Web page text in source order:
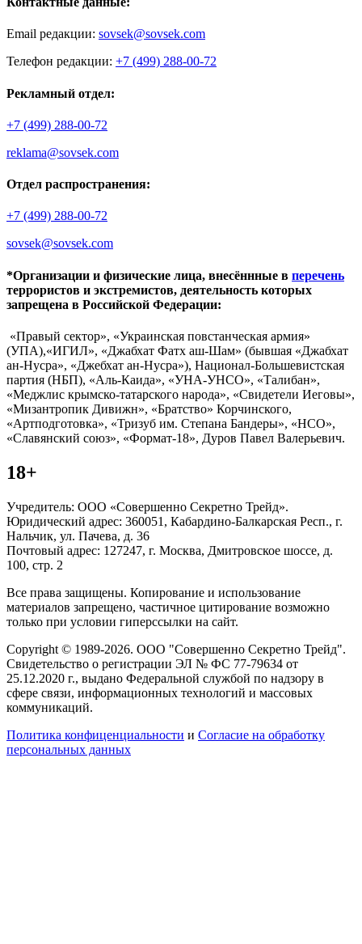
Email редакции: sovsek@sovsek.com
Телефон редакции: +7 (499) 288-00-72
Рекламный отдел:
+7 (499) 288-00-72
reklama@sovsek.com
Отдел распространения:
+7 (499) 288-00-72
sovsek@sovsek.com
*Организации и физические лица, внесённные в перечень
террористов и экстремистов, деятельность которых
запрещена в Российской Федерации:
«Правый сектор», «Украинская повстанческая армия»
(УПА),«ИГИЛ», «Джабхат Фатх аш-Шам» (бывшая «Джабхат
ан-Нусра», «Джебхат ан-Нусра»), Национал-Большевистская
партия (НБП), «Аль-Каида», «УНА-УНСО», «Талибан»,
«Меджлис крымско-татарского народа», «Свидетели Иеговы»,
«Мизантропик Дивижн», «Братство» Корчинского,
«Артподготовка», «Тризуб им. Степана Бандеры», «НСО»,
«Славянский союз», «Формат-18», Дуров Павел Валерьевич.
18+
Учредитель: ООО «Совершенно Секретно Трейд».
Юридический адрес: 360051, Кабардино-Балкарская Респ., г.
Нальчик, ул. Пачева, д. 36
Почтовый адрес: 127247, г. Москва, Дмитровское шоссе, д.
100, стр. 2
Все права защищены. Копирование и использование
материалов запрещено, частичное цитирование возможно
только при условии гиперссылки на сайт.
Copyright © 1989-2026. ООО "Совершенно Секретно Трейд".
Свидетельство о регистрации ЭЛ № ФС 77-79634 от
25.12.2020 г., выдано Федеральной службой по надзору в
сфере связи, информационных технологий и массовых
коммуникаций.
Политика конфиценциальности и Согласие на обработку
персональных данных